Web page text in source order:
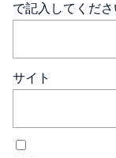
で記入してくだ
サイト